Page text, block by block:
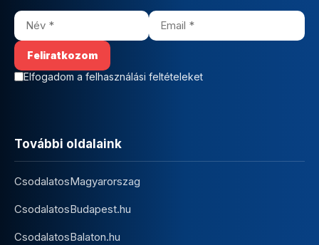
Elfogadom a felhasználási feltételeket
További oldalaink
CsodalatosMagyarorszag
CsodalatosBudapest.hu
CsodalatosBalaton.hu